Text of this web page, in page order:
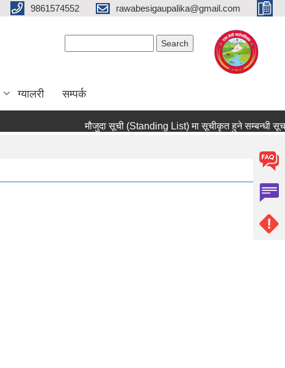
9861574552 rawabesigaupalika@gmail.com
ग्यालरी सम्पर्क
मौजुदा सूची (Standing List) मा सूचीकृत हुने सम्बन्धी सूचना !!!